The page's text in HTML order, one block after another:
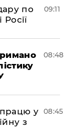
по
09:11
08:48
у
з
08:45